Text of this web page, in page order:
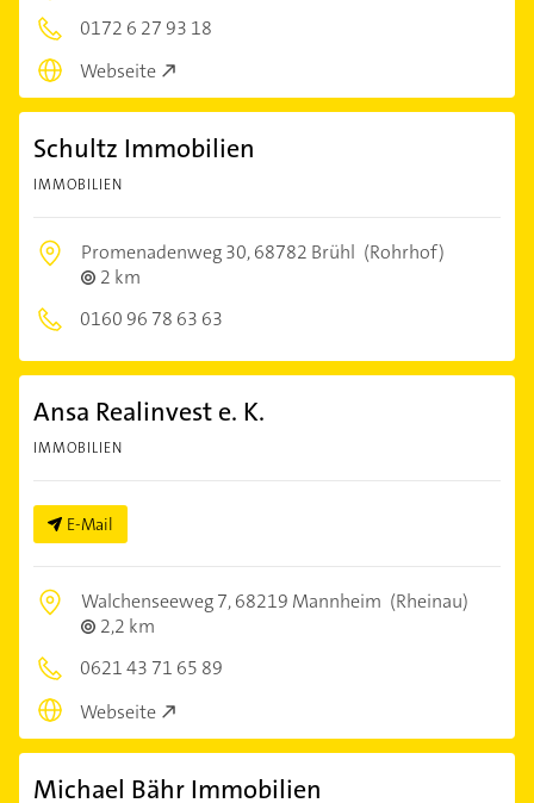
0172 6 27 93 18
Webseite
Schultz Immobilien
IMMOBILIEN
Promenadenweg 30,68782 Brühl (Rohrhof)
2 km
0160 96 78 63 63
Ansa Realinvest e. K.
IMMOBILIEN
E-Mail
Walchenseeweg 7,68219 Mannheim (Rheinau)
2,2 km
0621 43 71 65 89
Webseite
Michael Bähr Immobilien